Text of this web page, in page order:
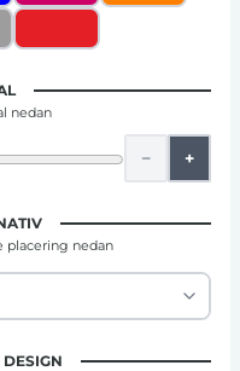
nedan
− +
placering nedan